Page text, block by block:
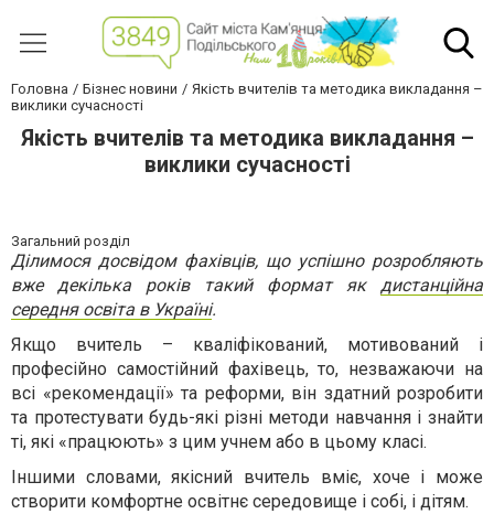
Головна Бізнес новини
Якість вчителів та методика викладання –
виклики сучасності
Якість вчителів та методика викладання –
виклики сучасності
Загальний розділ
Ділимося досвідом фахівців, що успішно розробляють
вже декілька років такий формат як дистанційна
середня освіта в Україні.
Якщо вчитель – кваліфікований, мотивований і
професійно самостійний фахівець, то, незважаючи на
всі «рекомендації» та реформи, він здатний розробити
та протестувати будь-які різні методи навчання і знайти
ті, які «працюють» з цим учнем або в цьому класі.
Іншими словами, якісний вчитель вміє, хоче і може
створити комфортне освітнє середовище і собі, і дітям.